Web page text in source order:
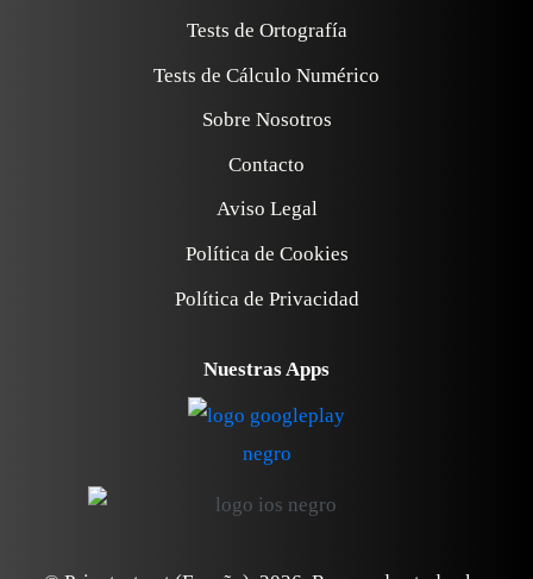
Tests de Ortografía
Tests de Cálculo Numérico
Sobre Nosotros
Contacto
Aviso Legal
Política de Cookies
Política de Privacidad
Nuestras Apps